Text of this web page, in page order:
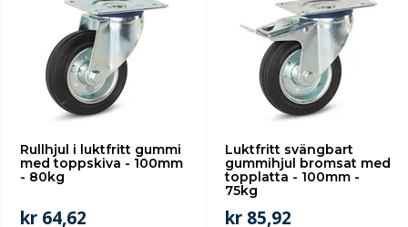
Rullhjul i luktfritt gummi
med toppskiva - 100mm
- 80kg
kr 64,62
Luktfritt svängbart
gummihjul bromsat med
topplatta - 100mm -
75kg
kr 85,92